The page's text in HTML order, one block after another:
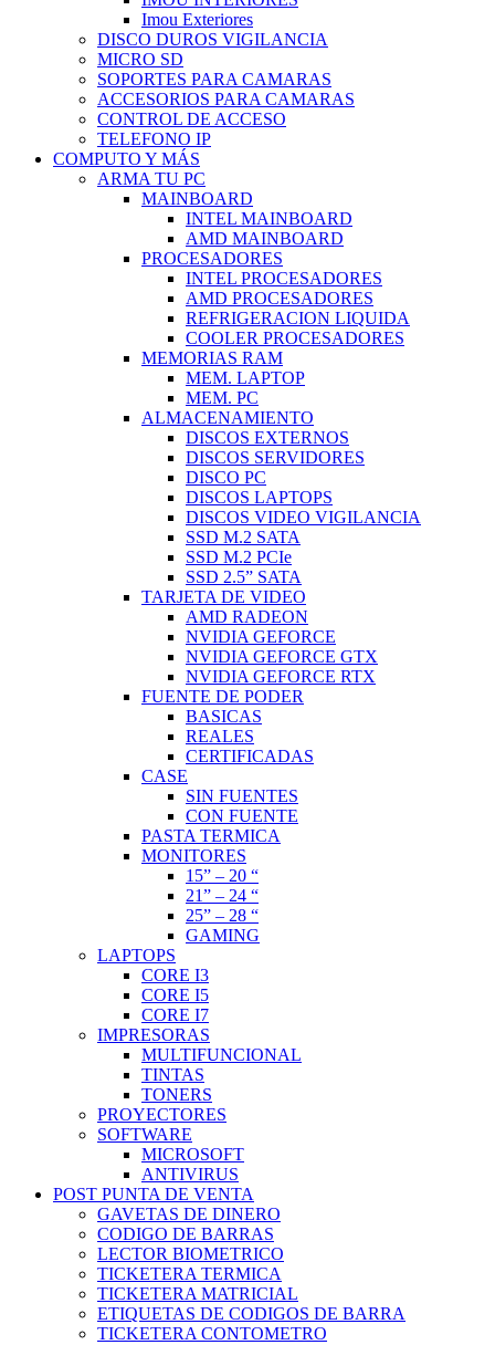
Imou Exteriores
DISCO DUROS VIGILANCIA
MICRO SD
SOPORTES PARA CAMARAS
ACCESORIOS PARA CAMARAS
CONTROL DE ACCESO
TELEFONO IP
COMPUTO Y MÁS
ARMA TU PC
MAINBOARD
INTEL MAINBOARD
AMD MAINBOARD
PROCESADORES
INTEL PROCESADORES
AMD PROCESADORES
REFRIGERACION LIQUIDA
COOLER PROCESADORES
MEMORIAS RAM
MEM. LAPTOP
MEM. PC
ALMACENAMIENTO
DISCOS EXTERNOS
DISCOS SERVIDORES
DISCO PC
DISCOS LAPTOPS
DISCOS VIDEO VIGILANCIA
SSD M.2 SATA
SSD M.2 PCIe
SSD 2.5” SATA
TARJETA DE VIDEO
AMD RADEON
NVIDIA GEFORCE
NVIDIA GEFORCE GTX
NVIDIA GEFORCE RTX
FUENTE DE PODER
BASICAS
REALES
CERTIFICADAS
CASE
SIN FUENTES
CON FUENTE
PASTA TERMICA
MONITORES
15” – 20 “
21” – 24 “
25” – 28 “
GAMING
LAPTOPS
CORE I3
CORE I5
CORE I7
IMPRESORAS
MULTIFUNCIONAL
TINTAS
TONERS
PROYECTORES
SOFTWARE
MICROSOFT
ANTIVIRUS
POST PUNTA DE VENTA
GAVETAS DE DINERO
CODIGO DE BARRAS
LECTOR BIOMETRICO
TICKETERA TERMICA
TICKETERA MATRICIAL
ETIQUETAS DE CODIGOS DE BARRA
TICKETERA CONTOMETRO